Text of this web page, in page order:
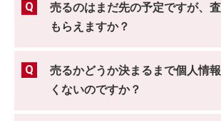
売るのはまだ先の予定ですが、
もらえますか？
売るかどうか決まるまで個人情
くないのですか？